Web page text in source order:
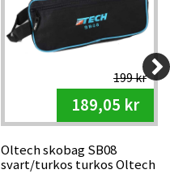
199 kr
189,05 kr
Oltech skobag SB08
svart/turkos turkos Oltech